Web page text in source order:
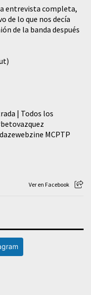
entrevista completa,
de lo que nos decía
de la banda después
| Todos los
MCPTP
Ver en Facebook